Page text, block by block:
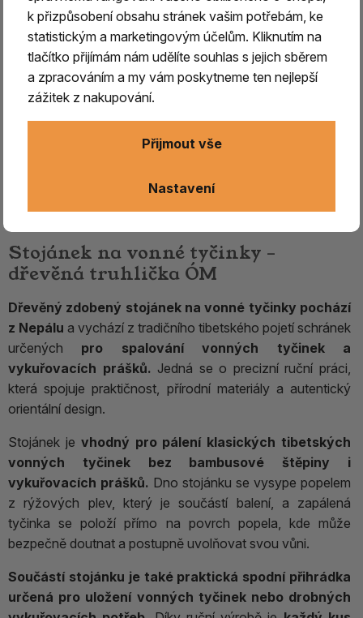
Stojánek na vonné tyčinky –
dřevěná truhlička ÓM
Dřevěný zdobený stojánek na vonné tyčinky pochází
z Nepálu a vychází z tradičního tibetského pojetí schránek
určených pro spalování vonných tyčinek a
vykuřovacích prášků. Jedná se o precizní ruční práci,
která spojuje praktičnost, přírodní materiály a autentický
orientální design.
Stojánek je vhodný pro pálení klasických tibetských
vonných tyčinek bez bambusové štěpiny i
vykuřovacích prášků. Dno stojánku se vysype popelem
z rýžových plev, který je součástí balení, a zapálená
tyčinka se položí přímo na povrch popela, kde může
bezpečně doutnat a postupně uvolňovat svou vůni.
Součástí stojánku je také praktická spodní přihrádka
určená pro uložení vonných tyčinek nebo drobných
k přizpůsobení obsahu stránek vašim potřebám, ke
statistickým a marketingovým účelům. Kliknutím na
tlačítko přijímám nám udělíte souhlas s jejich sběrem
a zpracováním a my vám poskytneme ten nejlepší
zážitek z nakupování.
Nastavení
Přijmout vše